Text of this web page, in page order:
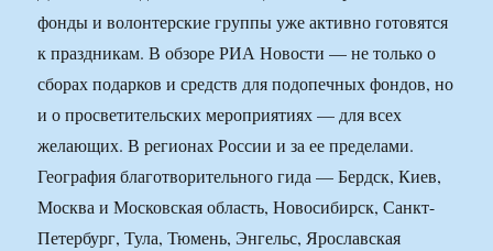
фонды и волонтерские группы уже активно готовятся
к праздникам. В обзоре РИА Новости — не только о
сборах подарков и средств для подопечных фондов, но
и о просветительских мероприятиях — для всех
желающих. В регионах России и за ее пределами.
География благотворительного гида — Бердск, Киев,
Москва и Московская область, Новосибирск, Санкт-
Петербург, Тула, Тюмень, Энгельс, Ярославская